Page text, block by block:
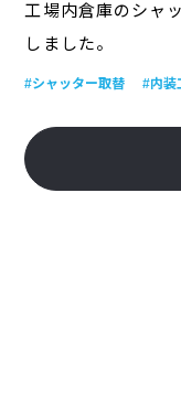
工場内倉庫のシャ
しました。
#シャッター取替 #内装